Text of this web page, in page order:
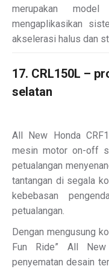
merupakan
mengaplikasikan
akselerasi halus dan
17. CRL150L –
selatan
All New Honda
mesin motor on-off
petualangan
tantangan di segala
kebebasan
petualangan.
Dengan mengusung
Fun Ride” All New
penyematan desain